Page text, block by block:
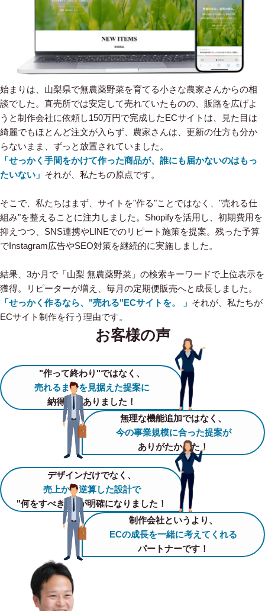
始まりは、山梨県で無農薬野菜を育てる小さな農家さんからの相
談でした。直売所では安定して売れていたものの、販路を広げよ
うと制作会社に依頼し150万円で完成したECサイトは、見た目は
綺麗でもほとんど注文が入らず、農家さんは、更新の仕方も分か
らないまま、ずっと放置されていました。
「せっかく手間をかけて作った商品が、誰にも届かないのはもっ
たいない」 それが、私たちの原点です。
そこで、私たちはまず、サイトを"作る"ことではなく、"売れる仕
組み"を整えることに注力しました。Shopifyを活用し、初期費用を
抑えつつ、SNS連携やLINEでのリピート施策を提案。残った予算
でInstagram広告やSEO対策を継続的に実施しました。
結果、3か月で「山梨 無農薬野菜」の検索キーワードで上位表示を
獲得。リピーターが増え、毎月の定期便販売へと成長しました。
「せっかく作るなら、"売れる"ECサイトを。 」 それが、私たちが
ECサイト制作を行う理由です。
お客様の声
"作って終わり"ではなく、
売れるまでを見据えた提案に
納得感がありました！
無理な機能追加ではなく、
今の事業規模に合った提案が
ありがたかった！
デザインだけでなく、
売上から逆算した設計で
"何をすべきか"が明確になりました！
制作会社というより、
ECの成長を一緒に考えてくれる
パートナーです！